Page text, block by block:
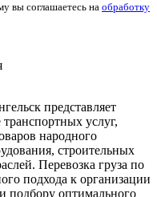
вы соглашаетесь наобработку
представляет
услуг,
народного
строительных
Перевозка груза по
подхода к организации
подбору оптимального